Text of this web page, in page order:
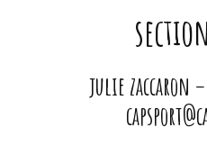
julie zaccaron –